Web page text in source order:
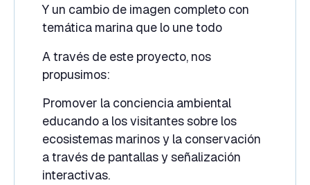
Y un cambio de imagen completo con
temática marina que lo une todo
A través de este proyecto, nos
propusimos:
Promover la conciencia ambiental
educando a los visitantes sobre los
ecosistemas marinos y la conservación
a través de pantallas y señalización
interactivas.